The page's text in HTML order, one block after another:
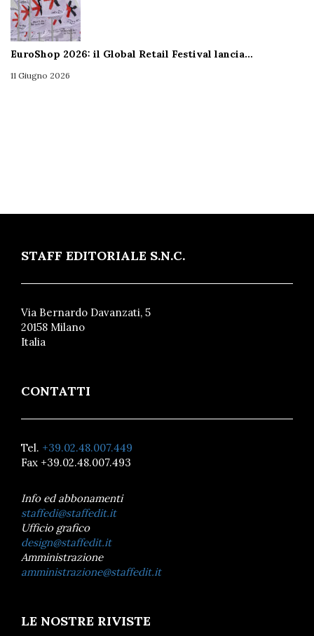
EuroShop 2026: il Global Retail Festival lancia…
11 Giugno 2026
STAFF EDITORIALE S.N.C.
Via Bernardo Davanzati, 5
20158 Milano
Italia
CONTATTI
Tel. +39.02.48.007.449
Fax +39.02.48.007.493
Info ed abbonamenti
staffedi@staffedit.it
Ufficio grafico
design@staffedit.it
Amministrazione
amministrazione@staffedit.it
LE NOSTRE RIVISTE